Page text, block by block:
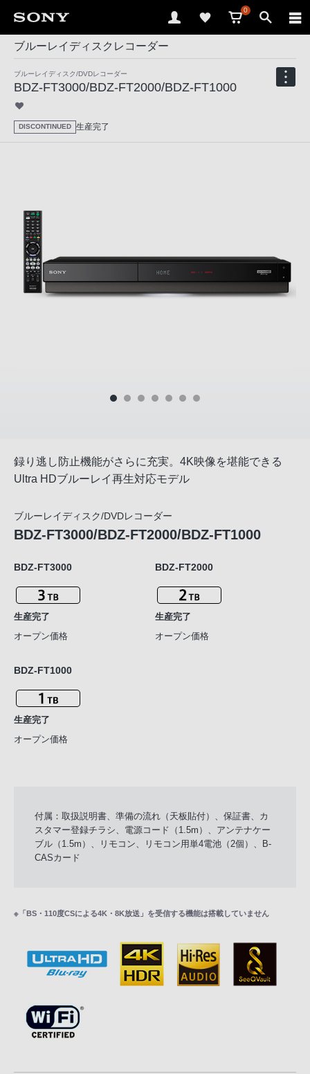
0
ブルーレイディスクレコーダー
ブルーレイディスク/DVDレコーダー
BDZ-FT3000/BDZ-FT2000/BDZ-FT1000
DISCONTINUED 生産完了
録り逃し防止機能がさらに充実。4K映像を堪能できる
Ultra HDブルーレイ再生対応モデル
ブルーレイディスク/DVDレコーダー
BDZ-FT3000/BDZ-FT2000/BDZ-FT1000
BDZ-FT3000
生産完了
オープン価格
BDZ-FT2000
生産完了
オープン価格
BDZ-FT1000
生産完了
オープン価格
付属：取扱説明書、準備の流れ（天板貼付）、保証書、カ
スタマー登録チラシ、電源コード（1.5m）、アンテナケー
ブル（1.5m）、リモコン、リモコン用単4電池（2個）、B-
CASカード
※「BS・110度CSによる4K・8K放送」を受信する機能は搭載していません